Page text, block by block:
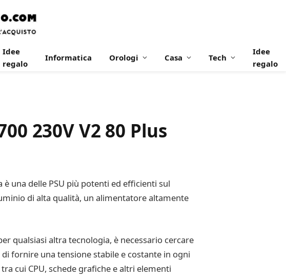
Idee
regalo
Informatica Orologi Casa Tech
Idee
regalo
230V V2 80 Plus
è una delle PSU più potenti ed efficienti sul
di alta qualità, un alimentatore altamente
qualsiasi altra tecnologia, è necessario cercare
fornire una tensione stabile e costante in ogni
cui CPU, schede grafiche e altri elementi